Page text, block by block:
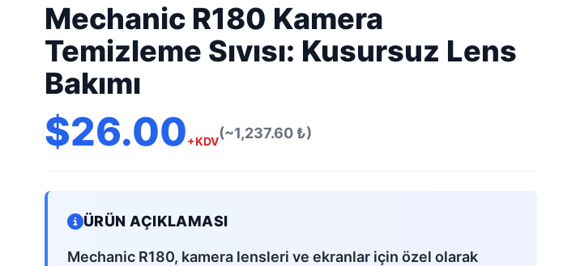
Mechanic R180 Kamera
Temizleme Sıvısı: Kusursuz Lens
Bakımı
$26.00+KDV(~1,237.60 ₺)
ÜRÜN AÇIKLAMASI
Mechanic R180, kamera lensleri ve ekranlar için özel olarak